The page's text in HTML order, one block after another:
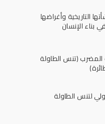
التاريخية وأغراضها
بناء الإنسان
المضرب (تنس الطاولة
لتنس الطاولة